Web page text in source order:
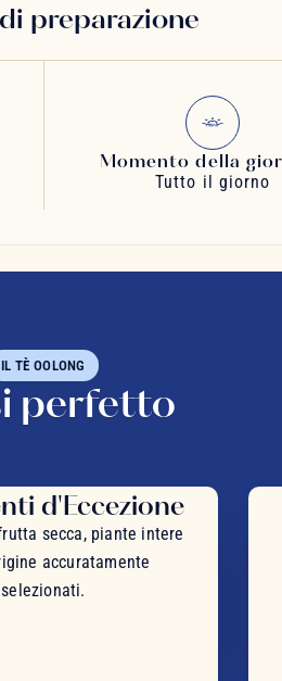
preparazione
Momento della
Tutto il giorno
IL TÈ OOLONG
perfetto
d'Eccezione
secca, piante intere
accuratamente
selezionati.